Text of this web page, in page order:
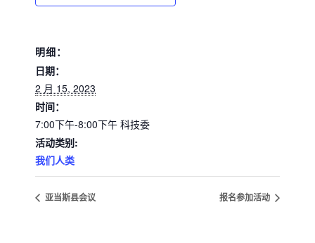
明细：
日期：
2 月 15, 2023
时间：
7:00下午-8:00下午 科技委
活动类别:
我们人类
亚当斯县会议 报名参加活动